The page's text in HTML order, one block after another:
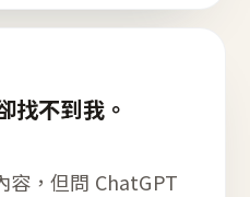
找不到我。
容，但問 ChatGPT